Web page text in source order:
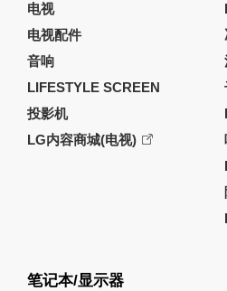
电视
电视配件
音响
LIFESTYLE SCREEN
投影机
LG内容商城(电视)
笔记本/显示器